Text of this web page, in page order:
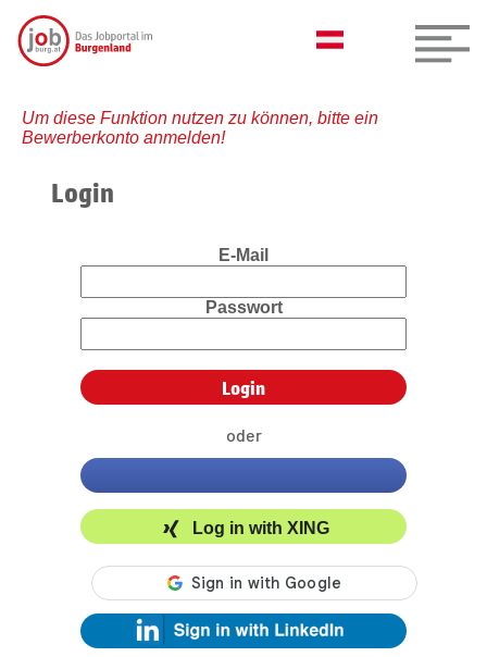
Um diese Funktion nutzen zu können, bitte ein
Bewerberkonto anmelden!
Login
E-Mail
Passwort
oder
Log in with XING